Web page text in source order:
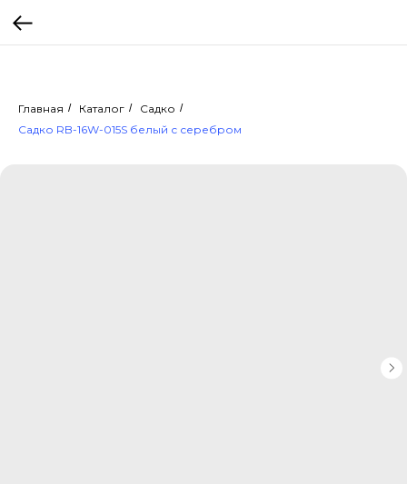
Главная / Каталог / Садко /
Садко RB-16W-015S белый с серебром